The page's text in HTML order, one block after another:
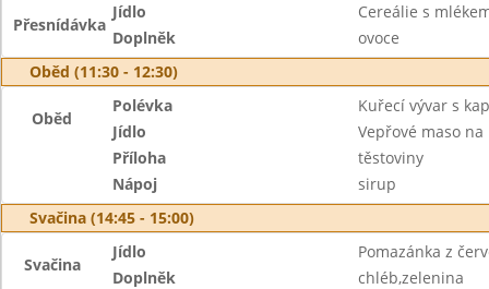
Přesnídávka
Jídlo
Cereálie s
Doplněk
ovoce
Oběd (11:30 - 12:30)
Oběd
Polévka
Kuřecí vývar s
Jídlo
Vepřové maso na
Příloha
těstoviny
Nápoj
sirup
Svačina (14:45 - 15:00)
Svačina
Jídlo
Pomazánka z
Doplněk
chléb,zelenina